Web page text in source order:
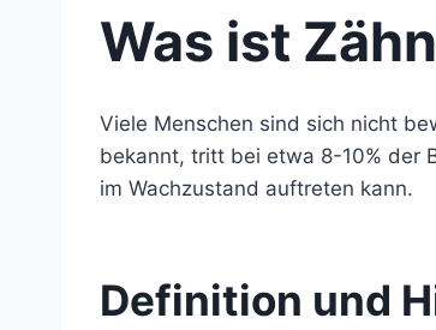
Was ist
Viele Menschen sind sich nicht
bekannt, tritt bei etwa 8-10% der
im Wachzustand auftreten kann.
Definition und